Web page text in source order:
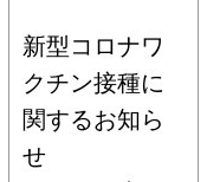
新型コロナワ
クチン接種に
関するお知ら
せ